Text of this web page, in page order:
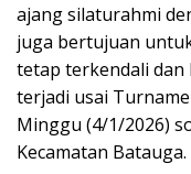
ajang silaturahmi
juga bertujuan
tetap terkendali dan
terjadi usai
Minggu (4/1/2026)
Kecamatan Batauga.